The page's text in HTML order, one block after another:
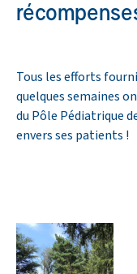
Tous les efforts
quelques semaines
du Pôle Pédiatrique
envers ses patients !